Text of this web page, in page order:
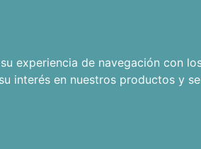
experiencia de navegación con
interés en nuestros productos y